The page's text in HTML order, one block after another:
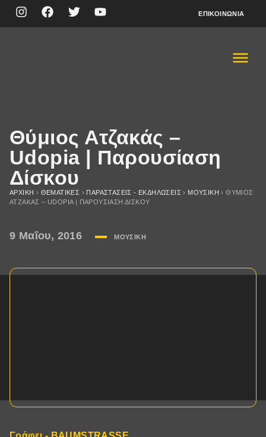
ΕΠΙΚΟΙΝΩΝΊΑ
Θύμιος Ατζακάς –
Udopia | Παρουσίαση
Δίσκου
ΑΡΧΙΚΉ › ΘΕΜΑΤΙΚΈΣ › ΠΑΡΑΣΤΆΣΕΙΣ - ΕΚΔΗΛΏΣΕΙΣ › ΜΟΥΣΙΚΉ ›ΘΎΜΙΟΣ
ΑΤΖΑΚΆΣ – UDOPIA | ΠΑΡΟΥΣΊΑΣΗ ΔΊΣΚΟΥ
9 Μαΐου, 2016 ΜΟΥΣΙΚΉ